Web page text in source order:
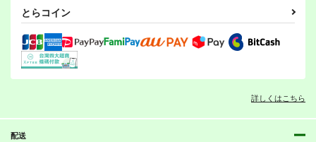
Candy Club
550
艦隊これくしょん-艦これ-
サンプル
550
艦隊これくしょん-艦これ-
サンプル
Candy Club
専売 550円（税込）
サンプル
Candy Club
550円
Candy Club
ショートパンツ in カ
とらコイン
詳しくはこちら
配送